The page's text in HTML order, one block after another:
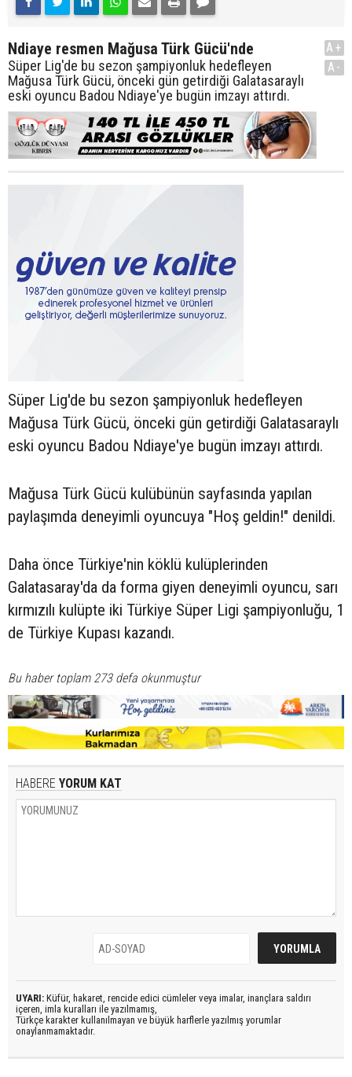
Ndiaye resmen Mağusa Türk Gücü'nde
Süper Lig'de bu sezon şampiyonluk hedefleyen
Mağusa Türk Gücü, önceki gün getirdiği Galatasaraylı
eski oyuncu Badou Ndiaye'ye bugün imzayı attırdı.
A+
A-
Süper Lig'de bu sezon şampiyonluk hedefleyen
Mağusa Türk Gücü, önceki gün getirdiği Galatasaraylı
eski oyuncu Badou Ndiaye'ye bugün imzayı attırdı.
Mağusa Türk Gücü kulübünün sayfasında yapılan
paylaşımda deneyimli oyuncuya "Hoş geldin!" denildi.
Daha önce Türkiye'nin köklü kulüplerinden
Galatasaray'da da forma giyen deneyimli oyuncu, sarı
kırmızılı kulüpte iki Türkiye Süper Ligi şampiyonluğu, 1
de Türkiye Kupası kazandı.
Bu haber toplam 273 defa okunmuştur
HABERE YORUM KAT
UYARI: Küfür, hakaret, rencide edici cümleler veya imalar, inançlara saldırı
içeren, imla kuralları ile yazılmamış,
Türkçe karakter kullanılmayan ve büyük harflerle yazılmış yorumlar
onaylanmamaktadır.